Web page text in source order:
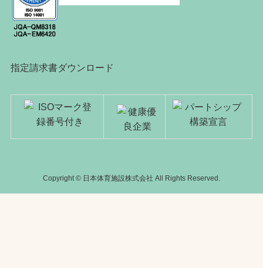
指定請求書ダウンロード
Copyright © 日本体育施設株式会社 All Rights Reserved.